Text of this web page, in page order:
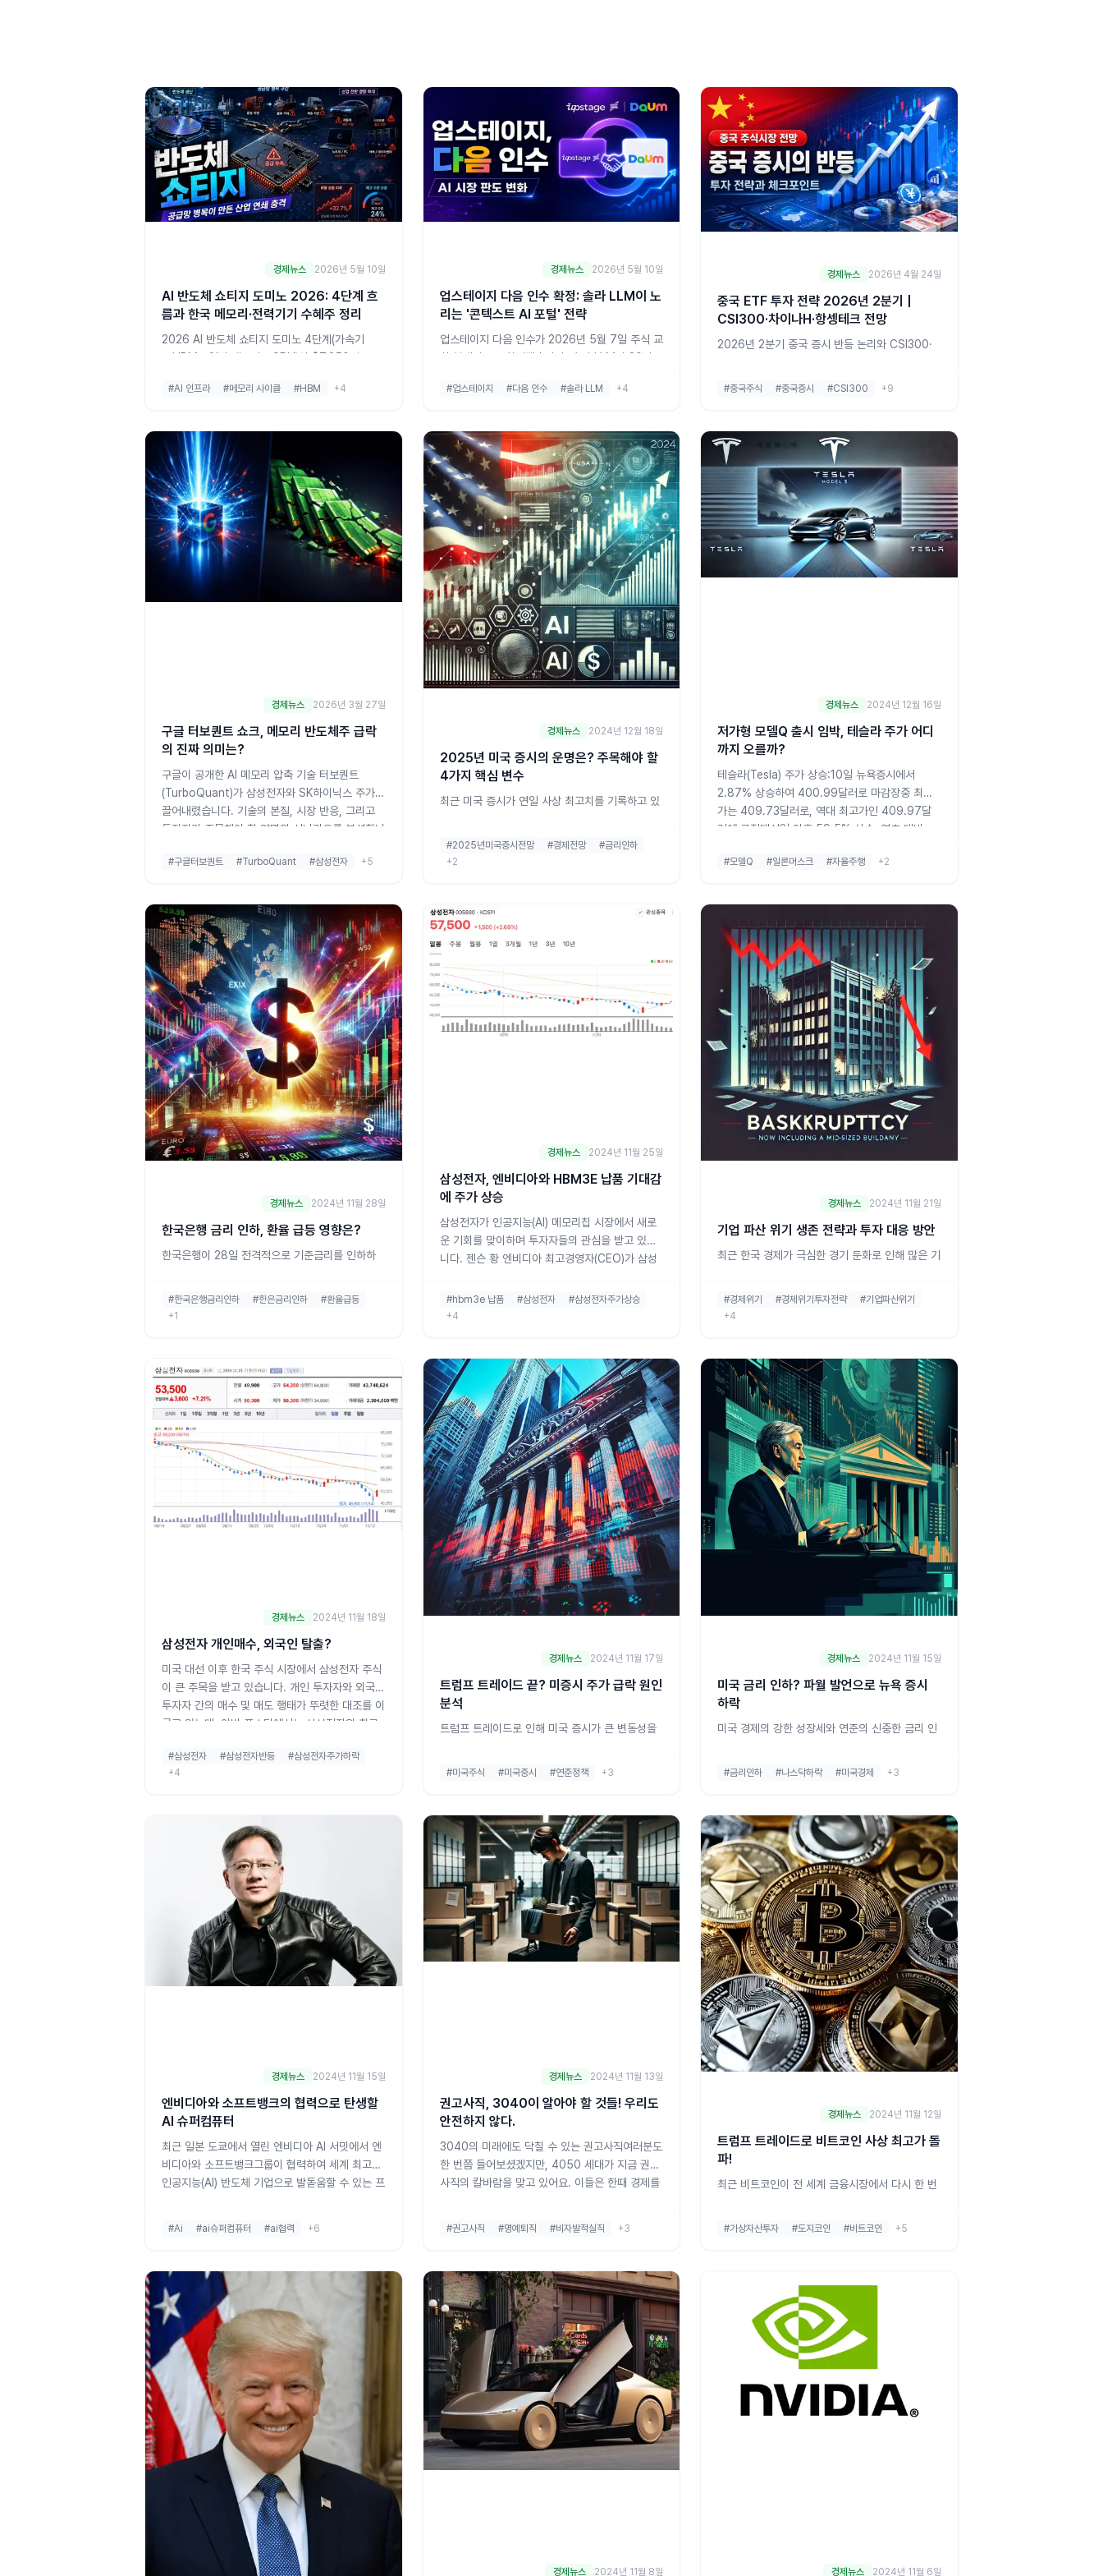
경제뉴스 2026년 5월 10일
AI 반도체 쇼티지 도미노 2026: 4단계 흐
름과 한국 메모리·전력기기 수혜주 정리
2026 AI 반도체 쇼티지 도미노 4단계(가속기
→HBM→일반 메모리→CPU)와 $7,250억
시그널 8개, HD현대일렉트릭·KODEX AI전력핵
다.
#AI 인프라 #메모리 사이클 #HBM +4
경제뉴스 2026년 5월 10일
업스테이지 다음 인수 확정: 솔라 LLM이 노
리는 '콘텍스트 AI 포털' 전략
업스테이지 다음 인수가 2026년 5월 7일 주식 교
환 본계약으로 확정됐습니다. 솔라 LLM과 30년
략, 독자 AI 파운데이션 모델 연계, 그리고 공정위
#업스테이지 #다음 인수 #솔라 LLM +4
경제뉴스 2026년 4월 24일
중국 ETF 투자 전략 2026년 2분기 |
CSI300·차이나H·항셍테크 전망
2026년 2분기 중국 증시 반등 논리와 CSI300·
#중국주식 #중국증시 #CSI300 +9
경제뉴스 2026년 3월 27일
구글 터보퀀트 쇼크, 메모리 반도체주 급락
의 진짜 의미는?
구글이 공개한 AI 메모리 압축 기술 터보퀀트
(TurboQuant)가 삼성전자와 SK하이닉스 주가를
끌어내렸습니다. 기술의 본질, 시장 반응, 그리고
투자자가 주목해야 할 양면의 시나리오를 분석합니
#구글터보퀀트 #TurboQuant #삼성전자 +5
경제뉴스 2024년 12월 18일
2025년 미국 증시의 운명은? 주목해야 할
4가지 핵심 변수
최근 미국 증시가 연일 사상 최고치를 기록하고 있
았습니다. 바로 트럼프의 정책, 연준의 통화정책,
요. 1. 트럼프의 정책: 무역 전쟁이 다시?미국 네드
데이비스
#2025년미국증시전망 #경제전망
#금리인하
+2
경제뉴스 2024년 12월 16일
저가형 모델Q 출시 임박, 테슬라 주가 어디
까지 오를까?
테슬라(Tesla) 주가 상승:10일 뉴욕증시에서
2.87% 상승하여 400.99달러로 마감장중 최고
가는 409.73달러로, 역대 최고가인 409.97달
러에 근접대선일 이후 59.5% 상승, 연초 대비
를 310달러에서 400달러로 상향 조정테슬라를
더십 유지
#모델Q #일론머스크 #자율주행 +2
경제뉴스 2024년 11월 28일
한국은행 금리 인하, 환율 급등 영향은?
한국은행이 28일 전격적으로 기준금리를 인하하
겨지며, 시장의 이목을 집중시키고 있다. 기준금리
목하고 있다.
#한국은행금리인하 #한은금리인하
#환율급등
+1
경제뉴스 2024년 11월 25일
삼성전자, 엔비디아와 HBM3E 납품 기대감
에 주가 상승
삼성전자가 인공지능(AI) 메모리칩 시장에서 새로
운 기회를 맞이하며 투자자들의 관심을 받고 있습
니다. 젠슨 황 엔비디아 최고경영자(CEO)가 삼성
품의 납품 승인을 서두르고 있다는 소식이 전해지
면서 주가는 상승세를 보이고 있습니다.25일 오
#hbm3e 납품 #삼성전자
#삼성전자주가상승
+4
경제뉴스 2024년 11월 21일
기업 파산 위기 생존 전략과 투자 대응 방안
최근 한국 경제가 극심한 경기 둔화로 인해 많은 기
중에서도 특히 중소기업과 중견기업들이 큰 타격을
고금리, 그리고 미중 갈등 속에서 생존을 위해 고군
분투하고 있
#경제위기 #경제위기투자전략
#기업파산위기
+4
경제뉴스 2024년 11월 18일
삼성전자 개인매수, 외국인 탈출?
미국 대선 이후 한국 주식 시장에서 삼성전자 주식
이 큰 주목을 받고 있습니다. 개인 투자자와 외국인
투자자 간의 매수 및 매도 행태가 뚜렷한 대조를 이
루고 있는데, 이번 포스팅에서는 삼성전자의 최근
자자들의 매수 이유미국 대선 이후 8거래일(5~15
일) 동안 개인 투자자들은 삼성전자 주식을 2조
#삼성전자 #삼성전자반등
#삼성전자주가하락
+4
경제뉴스 2024년 11월 17일
트럼프 트레이드 끝? 미증시 주가 급락 원인
분석
트럼프 트레이드로 인해 미국 증시가 큰 변동성을
보고, 앞으로의 시장 방향에 대해 분석해보겠습니
다.트럼프 트레이드와 연준 정책 불확실성이 시장
에 미치는 영향최근 미국
#미국주식 #미국증시 #연준정책 +3
경제뉴스 2024년 11월 15일
미국 금리 인하? 파월 발언으로 뉴욕 증시
하락
미국 경제의 강한 성장세와 연준의 신중한 금리 인
로 하여금 통화정책 결정을 신중히 할 수 있는 여지
를 제공하고 있다고 강조했습니다. 이 발언은 현재
시장의 관
#금리인하 #나스닥하락 #미국경제 +3
경제뉴스 2024년 11월 15일
엔비디아와 소프트뱅크의 협력으로 탄생할
AI 슈퍼컴퓨터
최근 일본 도쿄에서 열린 엔비디아 AI 서밋에서 엔
비디아와 소프트뱅크그룹이 협력하여 세계 최고의
인공지능(AI) 반도체 기업으로 발돋움할 수 있는 프
표한 이 계획은 일본에서 가장 강력한 AI 슈퍼컴퓨
비디아의 최신 반
#Ai #ai슈퍼컴퓨터 #ai협력 +6
경제뉴스 2024년 11월 13일
권고사직, 3040이 알아야 할 것들! 우리도
안전하지 않다.
3040의 미래에도 닥칠 수 있는 권고사직여러분도
한 번쯤 들어보셨겠지만, 4050 세대가 지금 권고
사직의 칼바람을 맞고 있어요. 이들은 한때 경제를
리 3040 세대는 이런 위험에서 안전할까요? 대기
면서 우리도
#권고사직 #명예퇴직 #비자발적실직 +3
경제뉴스 2024년 11월 12일
트럼프 트레이드로 비트코인 사상 최고가 돌
파!
최근 비트코인이 전 세계 금융시장에서 다시 한 번
상자산 규제 완화 기대감으로 비트코인은 연일 사
억 원을 돌파했습니다. 이는 같은 시간대 코스피와
코스닥 거래대금을
#가상자산투자 #도지코인 #비트코인 +5
경제뉴스 2024년 11월 8일 경제뉴스 2024년 11월 6일